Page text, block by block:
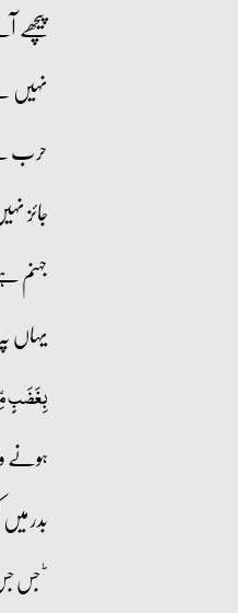
پیچھے
نہیں
حرب
جائز
جہنم
یہاں
بِغَضَبٍ
ہونے
بدر
ؕجس